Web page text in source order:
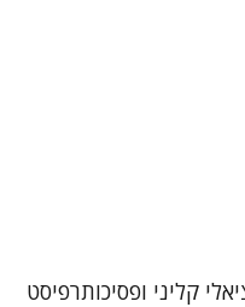
קליני ופסיכותרפיסט